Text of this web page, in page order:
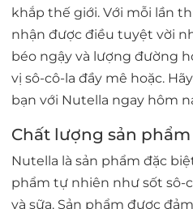
khắp thế giới. Với mỗi lần
nhận được điều tuyệt vời
béo ngậy và lượng đường
vị sô-cô-la đầy mê hoặc.
bạn với Nutella ngay hôm
Chất lượng sản phẩm
Nutella là sản phẩm đặc
phẩm tự nhiên như sốt sô-
và sữa. Sản phẩm được